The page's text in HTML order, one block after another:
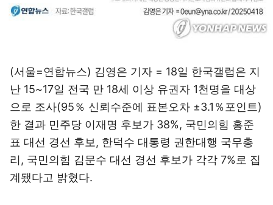
(서울=연합뉴스) 김영은 기자 = 18일 한국갤럽은 지
난 15~17일 전국 만 18세 이상 유권자 1천명을 대상
으로 조사(95％ 신뢰수준에 표본오차 ±3.1％포인트)
한 결과 민주당 이재명 후보가 38%, 국민의힘 홍준
표 대선 경선 후보, 한덕수 대통령 권한대행 국무총
리, 국민의힘 김문수 대선 경선 후보가 각각 7%로 집
계됐다고 밝혔다.